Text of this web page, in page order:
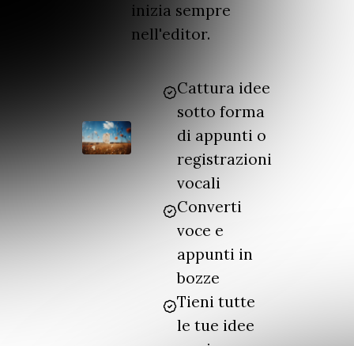
inizia sempre
nell'editor.
Cattura idee
sotto forma
di appunti o
registrazioni
vocali
Converti
voce e
appunti in
bozze
Tieni tutte
le tue idee